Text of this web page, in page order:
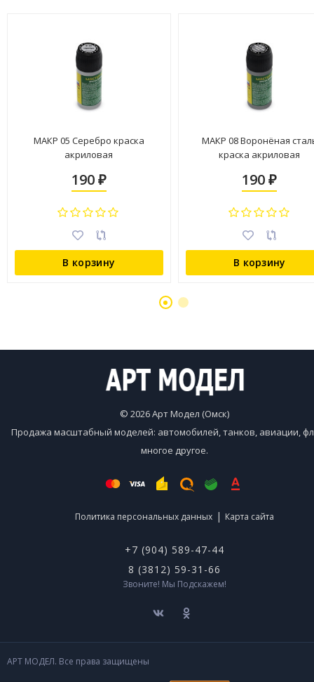
МАКР 05 Серебро краска
акриловая
190 ₽
В корзину
МАКР 08 Воронёная
краска акриловая
190₽
В корзину
© 2026 Арт Модел (Омск)
Продажа масштабный моделей: автомобилей, танков, авиации,
многое другое.
Политика персональных данных | Карта сайта
+7 (904) 589-47-44
8 (3812) 59-31-66
Звоните! Мы Подскажем!
АРТ МОДЕЛ. Все права защищены